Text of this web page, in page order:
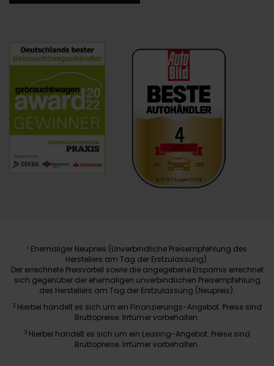
1 Ehemaliger Neupreis (Unverbindliche Preisempfehlung des
Herstellers am Tag der Erstzulassung).
Der errechnete Preisvorteil sowie die angegebene Ersparnis errechnet
sich gegenüber der ehemaligen unverbindlichen Preisempfehlung
des Herstellers am Tag der Erstzulassung (Neupreis).
2 Hierbei handelt es sich um ein Finanzierungs-Angebot. Preise sind
Bruttopreise. Irrtümer vorbehalten.
3 Hierbei handelt es sich um ein Leasing-Angebot. Preise sind
Bruttopreise. Irrtümer vorbehalten.